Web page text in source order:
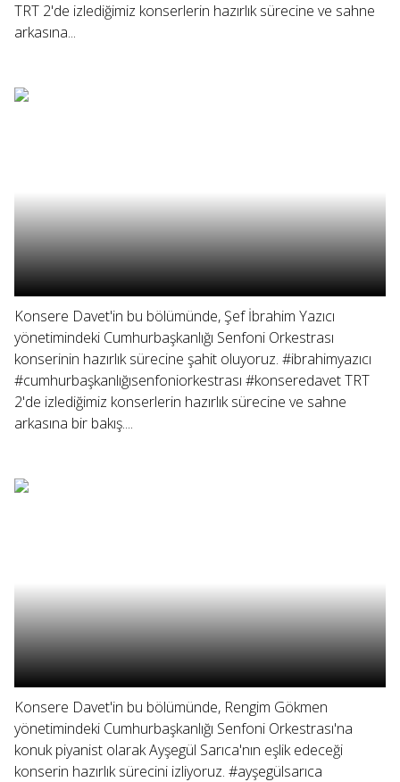
TRT 2'de izlediğimiz konserlerin hazırlık sürecine ve sahne
arkasına...
Konsere Davet'in bu bölümünde, Şef İbrahim Yazıcı
yönetimindeki Cumhurbaşkanlığı Senfoni Orkestrası
konserinin hazırlık sürecine şahit oluyoruz. #ibrahimyazıcı
#cumhurbaşkanlığısenfoniorkestrası #konseredavet TRT
2'de izlediğimiz konserlerin hazırlık sürecine ve sahne
arkasına bir bakış....
Konsere Davet'in bu bölümünde, Rengim Gökmen
yönetimindeki Cumhurbaşkanlığı Senfoni Orkestrası'na
konuk piyanist olarak Ayşegül Sarıca'nın eşlik edeceği
konserin hazırlık sürecini izliyoruz. #ayşegülsarıca